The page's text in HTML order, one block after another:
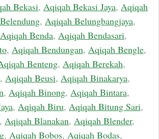
Bekasi, Aqiqah Bekasi Jaya, Aqiqah
, Aqiqah Belungbangjaya,
Aqiqah Benda, Aqiqah Bendasari,
, Aqiqah Bendungan, Aqiqah Bengle,
Benteng, Aqiqah Berekah,
, Aqiqah Beusi, Aqiqah Binakarya,
, Aqiqah Binong, Aqiqah Bintara,
, Aqiqah Biru, Aqiqah Bitung Sari,
, Aqiqah Blanakan, Aqiqah Blender,
, Aqiqah Bobos, Aqiqah Bodas,